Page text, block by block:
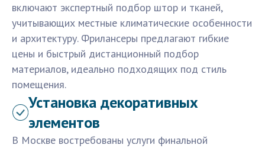
включают экспертный подбор штор и тканей,
учитывающих местные климатические особенности
и архитектуру. Фрилансеры предлагают гибкие
цены и быстрый дистанционный подбор
материалов, идеально подходящих под стиль
помещения.
Установка декоративных
элементов
В Москве востребованы услуги финальной